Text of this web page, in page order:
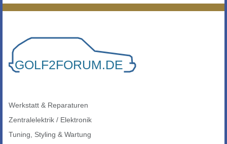
Werkstatt & Reparaturen
Zentralelektrik / Elektronik
Tuning, Styling & Wartung